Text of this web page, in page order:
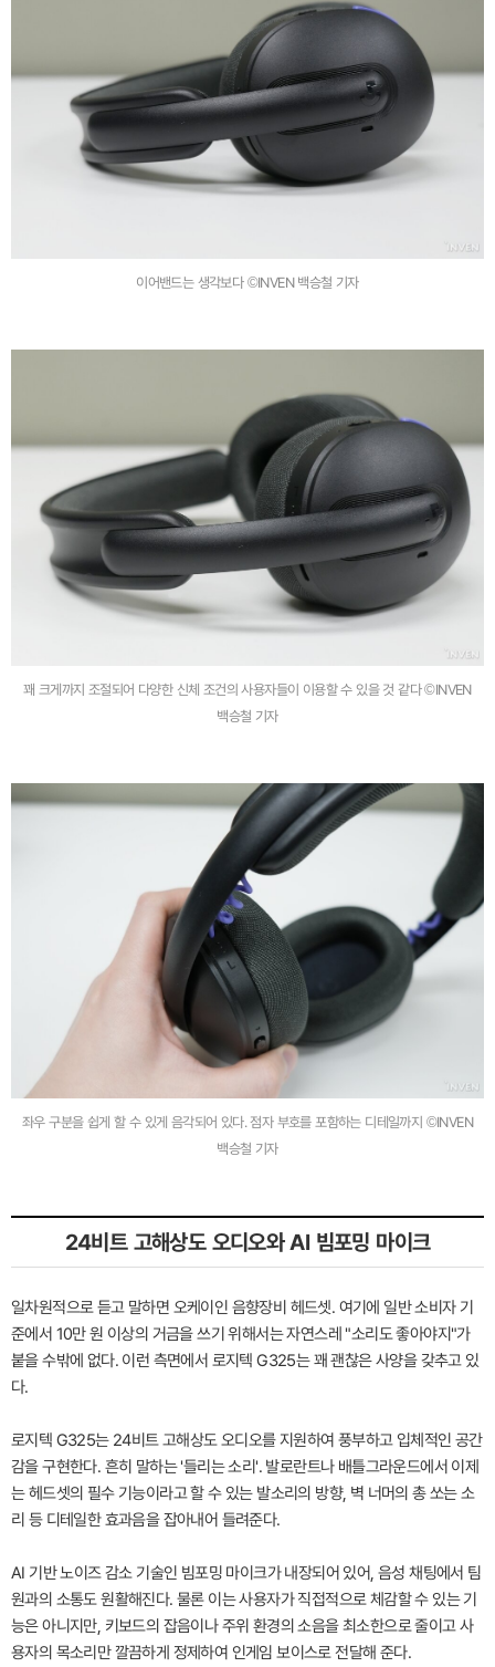
이어밴드는 생각보다 ©INVEN 백승철 기자
꽤 크게까지 조절되어 다양한 신체 조건의 사용자들이 이용할 수 있을 것 같다 ©INVEN
백승철 기자
좌우 구분을 쉽게 할 수 있게 음각되어 있다. 점자 부호를 포함하는 디테일까지 ©INVEN
백승철 기자
24비트 고해상도 오디오와 AI 빔포밍 마이크
일차원적으로 듣고 말하면 오케이인 음향장비 헤드셋. 여기에 일반 소비자 기
준에서 10만 원 이상의 거금을 쓰기 위해서는 자연스레 "소리도 좋아야지"가
붙을 수밖에 없다. 이런 측면에서 로지텍 G325는 꽤 괜찮은 사양을 갖추고 있
다.
로지텍 G325는 24비트 고해상도 오디오를 지원하여 풍부하고 입체적인 공간
감을 구현한다. 흔히 말하는 '들리는 소리'. 발로란트나 배틀그라운드에서 이제
는 헤드셋의 필수 기능이라고 할 수 있는 발소리의 방향, 벽 너머의 총 쏘는 소
리 등 디테일한 효과음을 잡아내어 들려준다.
AI 기반 노이즈 감소 기술인 빔포밍 마이크가 내장되어 있어, 음성 채팅에서 팀
원과의 소통도 원활해진다. 물론 이는 사용자가 직접적으로 체감할 수 있는 기
능은 아니지만, 키보드의 잡음이나 주위 환경의 소음을 최소한으로 줄이고 사
용자의 목소리만 깔끔하게 정제하여 인게임 보이스로 전달해 준다.